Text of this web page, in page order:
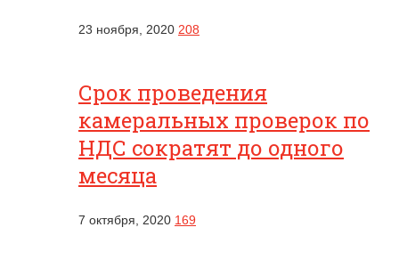
23 ноября, 2020 208
Срок проведения
камеральных проверок по
НДС сократят до одного
месяца
7 октября, 2020 169